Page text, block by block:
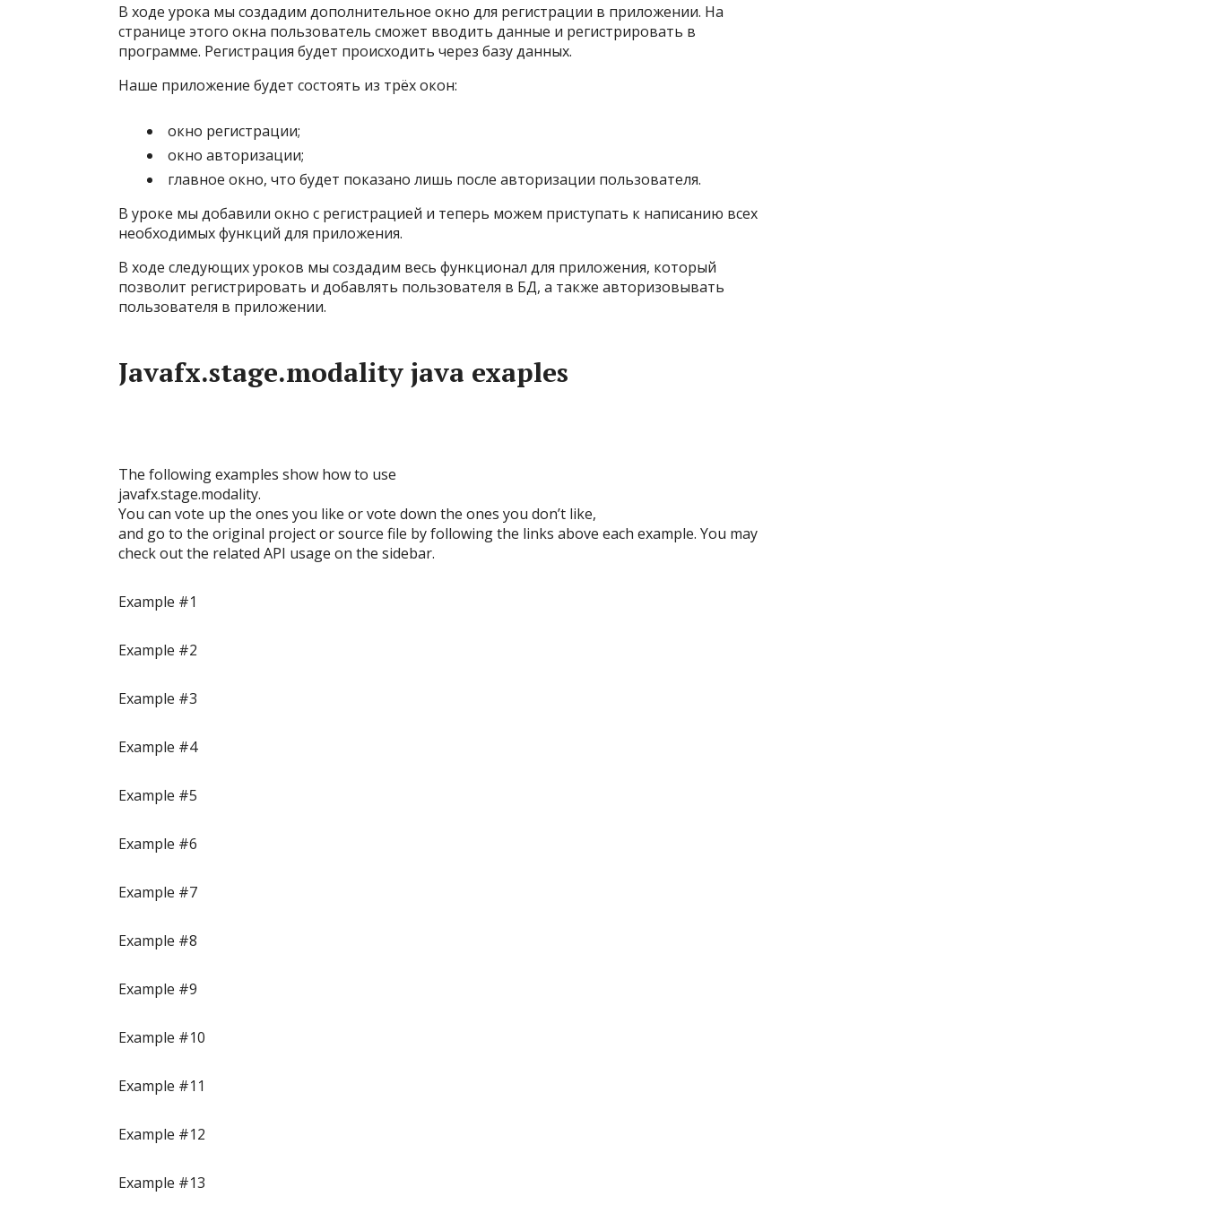
В ходе урока мы создадим дополнительное окно для регистрации в приложении. На
странице этого окна пользователь сможет вводить данные и регистрировать в
программе. Регистрация будет происходить через базу данных.
Наше приложение будет состоять из трёх окон:
окно регистрации;
окно авторизации;
главное окно, что будет показано лишь после авторизации пользователя.
В уроке мы добавили окно с регистрацией и теперь можем приступать к написанию всех
необходимых функций для приложения.
В ходе следующих уроков мы создадим весь функционал для приложения, который
позволит регистрировать и добавлять пользователя в БД, а также авторизовывать
пользователя в приложении.
Javafx.stage.modality java exaples
The following examples show how to use
javafx.stage.modality.
You can vote up the ones you like or vote down the ones you don’t like,
and go to the original project or source file by following the links above each example. You may
check out the related API usage on the sidebar.
Example #1
Example #2
Example #3
Example #4
Example #5
Example #6
Example #7
Example #8
Example #9
Example #10
Example #11
Example #12
Example #13